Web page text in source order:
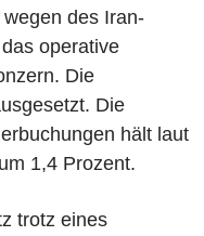
des Iran-
operative
Die
Die
hält laut
1,4 Prozent.
trotz eines